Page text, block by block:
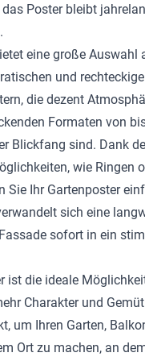
Poster bleibt
eine große Auswahl
und
die dezent
Formaten von
Blickfang sind. Dank
wie Ringen
Sie Ihr Gartenposter
sich eine
sofort in ein
ist die ideale
Charakter und
um Ihren Garten,
Ort zu machen, an